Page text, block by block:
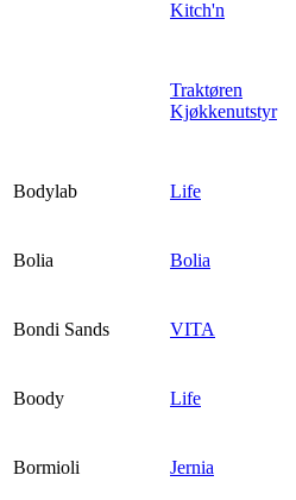
Kitch'n
Traktøren
Kjøkkenutstyr
Bodylab Life
Bolia Bolia
Bondi Sands VITA
Boody Life
Bormioli Jernia